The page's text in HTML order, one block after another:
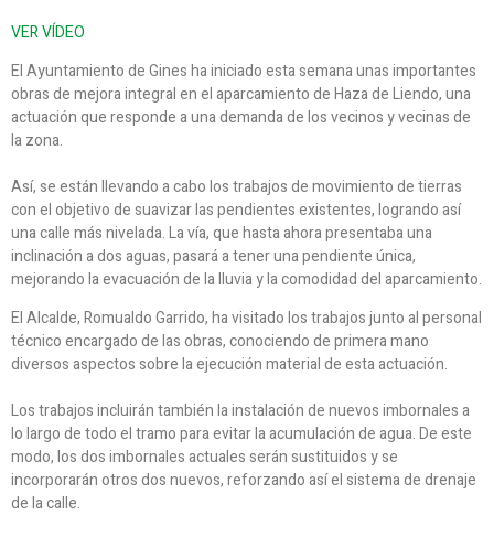
VER VÍDEO
El Ayuntamiento de Gines ha iniciado esta semana unas importantes
obras de mejora integral en el aparcamiento de Haza de Liendo, una
actuación que responde a una demanda de los vecinos y vecinas de
la zona.
Así, se están llevando a cabo los trabajos de movimiento de tierras
con el objetivo de suavizar las pendientes existentes, logrando así
una calle más nivelada. La vía, que hasta ahora presentaba una
inclinación a dos aguas, pasará a tener una pendiente única,
mejorando la evacuación de la lluvia y la comodidad del aparcamiento.
El Alcalde, Romualdo Garrido, ha visitado los trabajos junto al personal
técnico encargado de las obras, conociendo de primera mano
diversos aspectos sobre la ejecución material de esta actuación.
Los trabajos incluirán también la instalación de nuevos imbornales a
lo largo de todo el tramo para evitar la acumulación de agua. De este
modo, los dos imbornales actuales serán sustituidos y se
incorporarán otros dos nuevos, reforzando así el sistema de drenaje
de la calle.